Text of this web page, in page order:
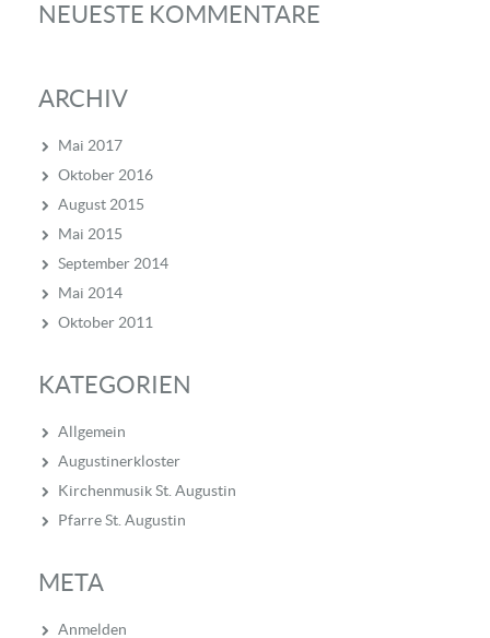
NEUESTE KOMMENTARE
ARCHIV
Mai 2017
Oktober 2016
August 2015
Mai 2015
September 2014
Mai 2014
Oktober 2011
KATEGORIEN
Allgemein
Augustinerkloster
Kirchenmusik St. Augustin
Pfarre St. Augustin
META
Anmelden